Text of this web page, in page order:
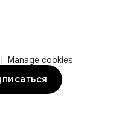
Manage cookies